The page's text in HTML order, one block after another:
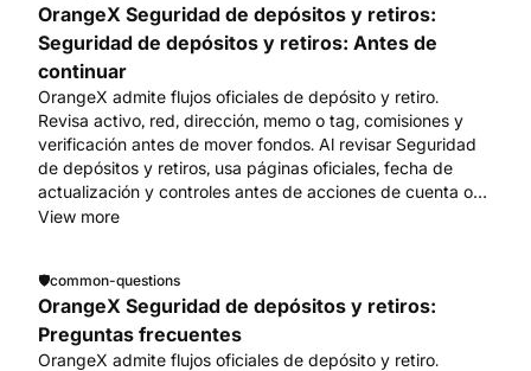
OrangeX Seguridad de depósitos y retiros:
Seguridad de depósitos y retiros: Antes de
continuar
OrangeX admite flujos oficiales de depósito y retiro.
Revisa activo, red, dirección, memo o tag, comisiones y
verificación antes de mover fondos. Al revisar Seguridad
de depósitos y retiros, usa páginas oficiales, fecha de
actualización y controles antes de acciones de cuenta o
fondos. Empieza en www.orangex.com.
View more
🛡️common-questions
OrangeX Seguridad de depósitos y retiros:
Preguntas frecuentes
OrangeX admite flujos oficiales de depósito y retiro.